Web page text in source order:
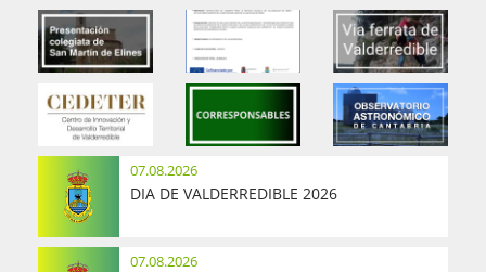
07.08.2026
DIA DE VALDERREDIBLE 2026
07.08.2026